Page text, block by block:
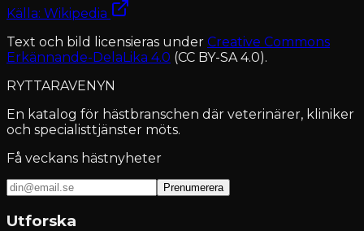
Källa: Wikipedia
Text och bild licensieras under Creative Commons
Erkännande-DelaLika 4.0 (CC BY-SA 4.0).
RYTTARAVENYN
En katalog för hästbranschen där veterinärer, kliniker
och specialisttjänster möts.
Få veckans hästnyheter
Prenumerera
Utforska